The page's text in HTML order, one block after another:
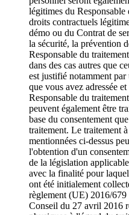
légitimes du
droits contractuels
démo ou du Contrat de
la sécurité, la prévention
Responsable du
dans des cas autres que
est justifié notamment par
que vous avez adressée
Responsable du
peuvent également être
base du consentement
traitement. Le traitement
mentionnées ci-dessus
l'obtention d'un
de la législation
avec la finalité pour
ont été initialement
règlement (UE) 2016/679
Conseil du 27 avril 2016